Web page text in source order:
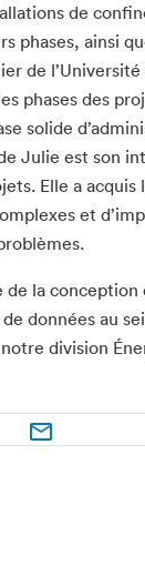
de
phases, ainsi
de
phases des
solide
Julie est son
Elle a
et
la conception
données au
division